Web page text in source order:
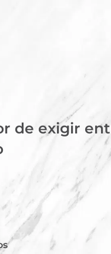
de exigir